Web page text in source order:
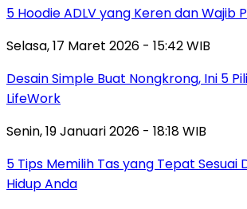
5 Hoodie ADLV yang Keren dan Wajib
Selasa, 17 Maret 2026 - 15:42 WIB
Desain Simple Buat Nongkrong, Ini 5
LifeWork
Senin, 19 Januari 2026 - 18:18 WIB
5 Tips Memilih Tas yang Tepat Sesuai
Hidup Anda